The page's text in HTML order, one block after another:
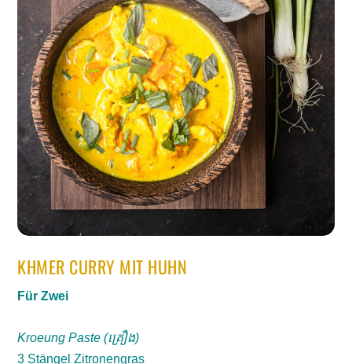
KHMER CURRY MIT HUHN
Für Zwei
Kroeung Paste (គ្រឿង)
3 Stängel Zitronengras